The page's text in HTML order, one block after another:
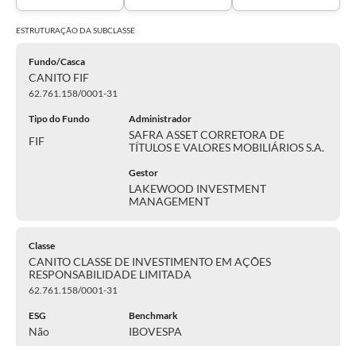
ESTRUTURAÇÃO DASUBCLASSE
Fundo/Casca
CANITO FIF
62.761.158/0001-31
Tipo do Fundo
FIF
Administrador
SAFRA ASSET CORRETORA DE
TÍTULOS E VALORES MOBILIÁRIOS S.A.
Gestor
LAKEWOOD INVESTMENT
MANAGEMENT
Classe
CANITO CLASSE DE INVESTIMENTO EM AÇÕES
RESPONSABILIDADE LIMITADA
62.761.158/0001-31
ESG
Não
Benchmark
IBOVESPA